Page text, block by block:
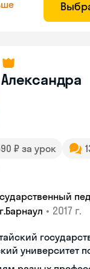
Александра
₽ за урок
• 2017 г.
университет